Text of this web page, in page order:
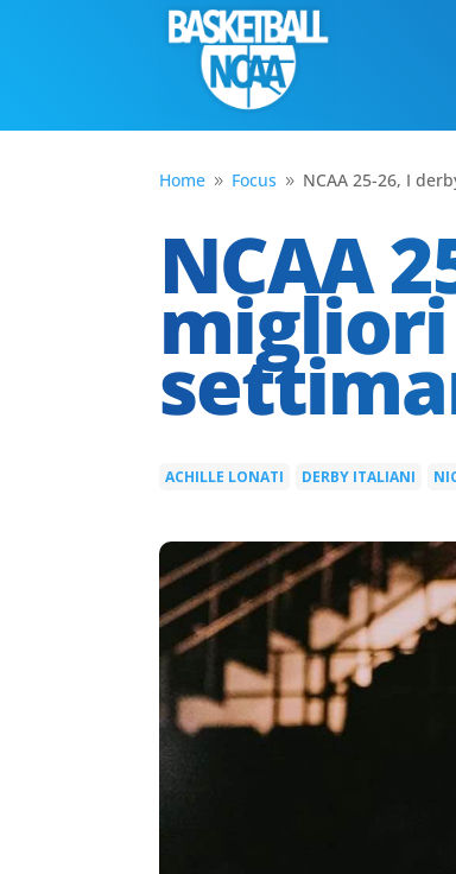
Home 9 Focus 9 NCAA 25-26, I
NCAA
ACHILLE LONATI DERBY ITALIANI